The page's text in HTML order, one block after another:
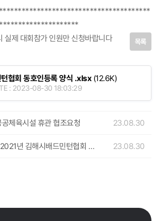
실제 대회참가 인원만 신청바랍니다
목록
협회 동호인등록 양식 .xlsx(12.6K)
: 2023-08-30 18:03:29
공체육시설 휴관 협조요청 23.08.30
<2021년 김해시배드민턴협회 제1차 임시총회 결과보고> 23.08.30